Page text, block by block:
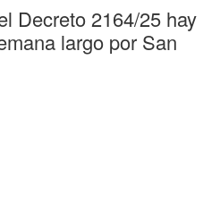
Decreto 2164/25 hay
largo por San